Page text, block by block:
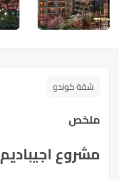
شقة كوندو
ملخص
مشروع اجيباديم